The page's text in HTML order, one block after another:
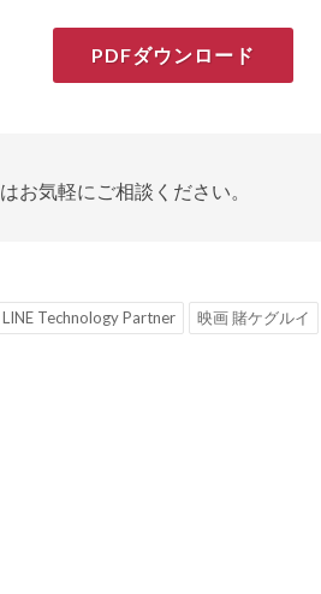
PDFダウンロード
お気軽にご相談ください。
LINE Technology Partner 映画 賭ケグルイ